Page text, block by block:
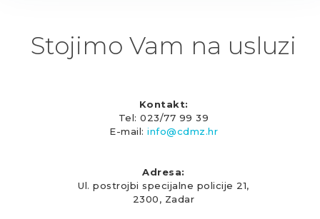
Stojimo Vam na usluzi
Kontakt:
Tel: 023/77 99 39
E-mail: info@cdmz.hr
Adresa:
Ul. postrojbi specijalne policije 21,
2300, Zadar